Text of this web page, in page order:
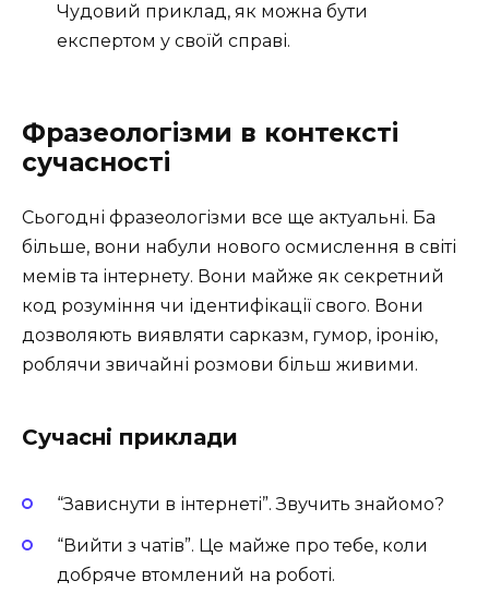
Чудовий приклад, як можна бути
експертом у своїй справі.
Фразеологізми в контексті
сучасності
Сьогодні фразеологізми все ще актуальні. Ба
більше, вони набули нового осмислення в світі
мемів та інтернету. Вони майже як секретний
код розуміння чи ідентифікації свого. Вони
дозволяють виявляти сарказм, гумор, іронію,
роблячи звичайні розмови більш живими.
Сучасні приклади
“Зависнути в інтернеті”. Звучить знайомо?
“Вийти з чатів”. Це майже про тебе, коли
добряче втомлений на роботі.